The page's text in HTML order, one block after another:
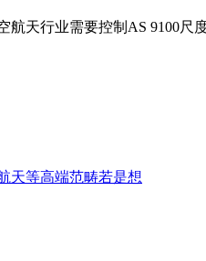
航天行业需要控制AS 9100
天等高端范畴若是想